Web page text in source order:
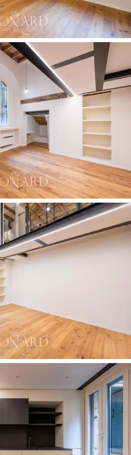
retroilluminato a luce
scura. Il secondo bagno
analoga attenzione alle